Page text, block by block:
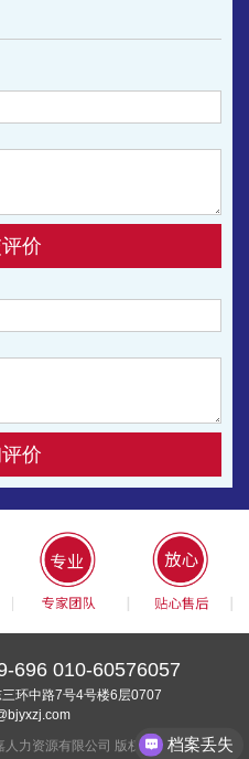
专业，我妈是几十年的老住
，帮我跑了几趟没搞定，还是
他们
深户都是找优选智嘉的老师帮
办事速度一流，遗失多年的学
期有朋友要查档，补办报到证
也很快，值得好评，有谁报到
价
价
696 010-60576057
环中路7号4号楼6层0707
力资源有限公司 版权所有京ICP备
档案丢失